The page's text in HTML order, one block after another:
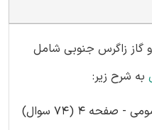
گاز زاگرس جنوبی شامل
به شرح زیر:
4 (74 سوال)